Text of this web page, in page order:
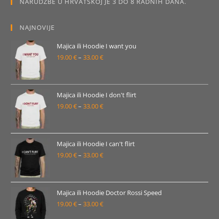
proizvoda
NAJNOVIJE
Majica ili Hoodie I want you
19.00€– 33.00€Raspon
od
19.00 €
do
Majica ili Hoodie I don't flirt
19.00€– 33.00€Raspon
od
19.00 €
do
Majica ili Hoodie I can't flirt
19.00€– 33.00€Raspon
od
19.00 €
do
Majica ili Hoodie Doctor Rossi Speed
19.00€– 33.00€Raspon